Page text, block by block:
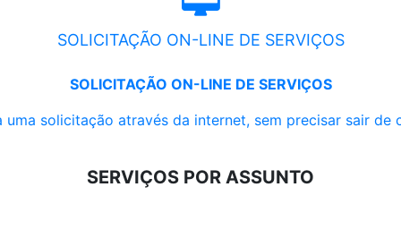
SOLICITAÇÃO ON-LINE DE SERVIÇOS
SOLICITAÇÃO ON-LINE DE SERVIÇOS
uma solicitação através da internet, sem precisar sair de
SERVIÇOS POR ASSUNTO